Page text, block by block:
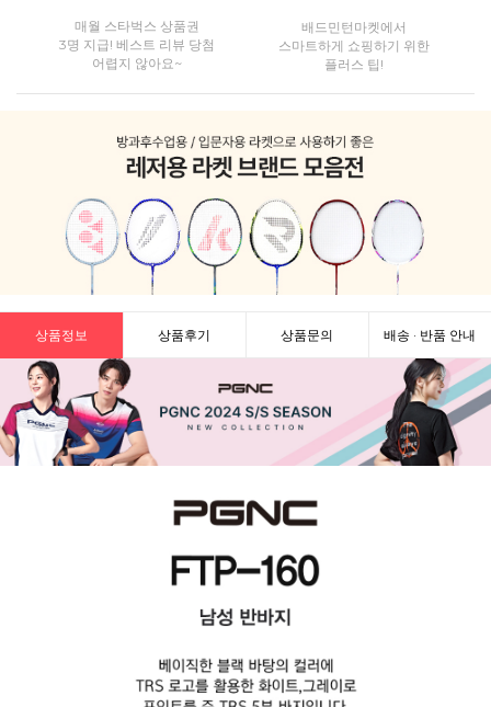
매월 스타벅스 상품권
3명 지급! 베스트 리뷰 당첨
어렵지 않아요~
배드민턴마켓에서
스마트하게 쇼핑하기 위한
플러스 팁!
상품정보 상품후기 상품문의 배송 · 반품 안내